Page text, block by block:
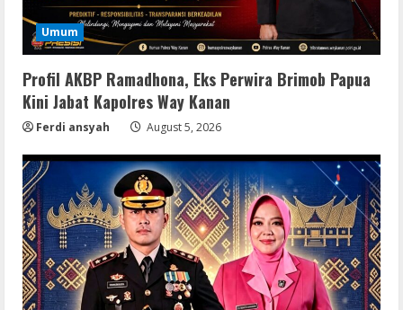
Umum
Profil AKBP Ramadhona, Eks Perwira Brimob Papua
Kini Jabat Kapolres Way Kanan
Ferdi ansyah August 5, 2026